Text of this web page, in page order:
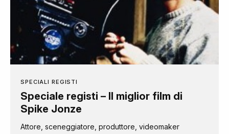
SPECIALI REGISTI
Speciale registi – Il miglior film di
Spike Jonze
Attore, sceneggiatore, produttore, videomaker